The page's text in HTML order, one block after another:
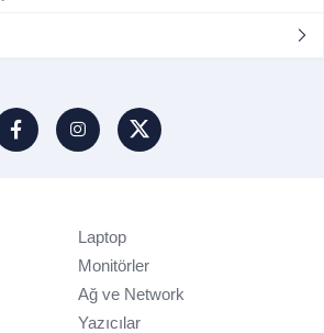
Laptop
Monitörler
Ağ ve Network
Yazıcılar